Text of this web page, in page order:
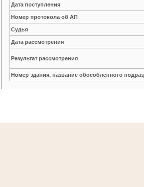
Дата поступления
Номер протокола об АП
Судья
Дата рассмотрения
Результат рассмотрения
Номер здания, название обособленного